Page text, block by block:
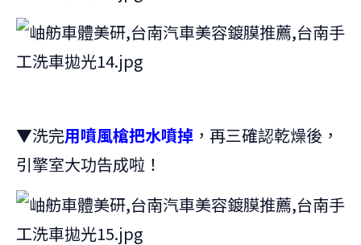
▼洗完用噴風槍把水噴掉 ，再三確認乾燥後，
引擎室大功告成啦！